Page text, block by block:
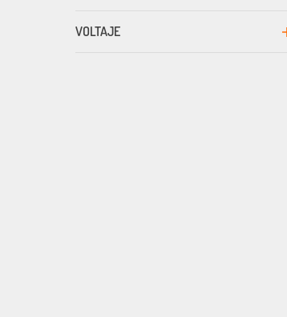
VOLTAJE